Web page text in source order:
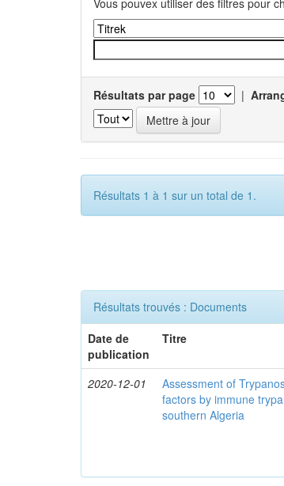
Vous pouvex utiliser des filtres pour
Résultats par page |
Résultats 1 à 1 sur un total de 1.
Résultats trouvés : Documents
Date de
publication
Titre
2020-12-01
Assessment of
factors by immune
southern Algeria